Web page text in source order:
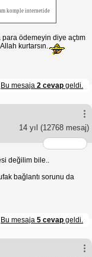
komple internetide
ödemeyin diye açtım
kurtarsın.
Bu mesaja 2 cevap geldi.
14 yıl (12768 mesaj)
değilim bile..
bağlantı sorunu da
Bu mesaja 5 cevap geldi.